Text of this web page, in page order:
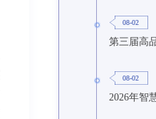
08-02
08-02